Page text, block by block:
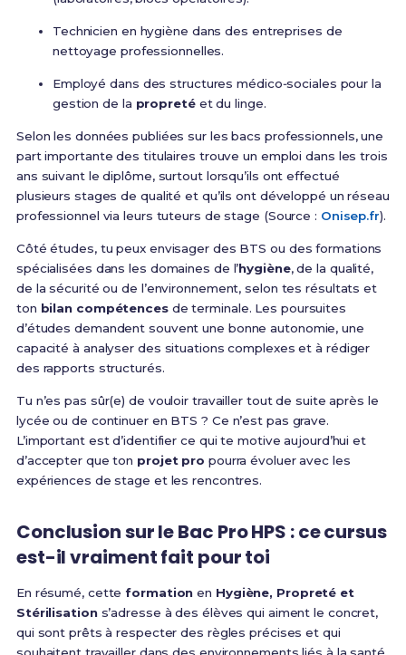
Technicien en hygiène dans des entreprises de
nettoyage professionnelles.
Employé dans des structures médico‑sociales pour la
gestion de la propretéet du linge.
Selon les données publiées sur les bacs professionnels, une
part importante des titulaires trouve un emploi dans les trois
ans suivant le diplôme, surtout lorsqu’ils ont effectué
plusieurs stages de qualité et qu’ils ont développé un réseau
professionnel via leurs tuteurs de stage (Source : Onisep.fr).
Côté études, tu peux envisager des BTS ou des formations
spécialisées dans les domaines de l’hygiène, de la qualité,
de la sécurité ou de l’environnement, selon tes résultats et
ton bilan compétencesde terminale. Les poursuites
d’études demandent souvent une bonne autonomie, une
capacité à analyser des situations complexes et à rédiger
des rapports structurés.
Tu n’es pas sûr(e) de vouloir travailler tout de suite après le
lycée ou de continuer en BTS ? Ce n’est pas grave.
L’important est d’identifier ce qui te motive aujourd’hui et
d’accepter que ton projet pro pourra évoluer avec les
expériences de stage et les rencontres.
Conclusion sur le Bac Pro HPS : ce cursus
est-il vraiment fait pour toi
En résumé, cetteformation en Hygiène, Propreté et
Stérilisations’adresse à des élèves qui aiment le concret,
qui sont prêts à respecter des règles précises et qui